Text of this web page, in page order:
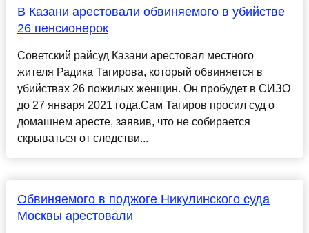
В Казани арестовали обвиняемого в убийстве
26 пенсионерок
Советский райсуд Казани арестовал местного
жителя Радика Тагирова, который обвиняется в
убийствах 26 пожилых женщин. Он пробудет в СИЗО
до 27 января 2021 года.Сам Тагиров просил суд о
домашнем аресте, заявив, что не собирается
скрываться от следстви...
Обвиняемого в поджоге Никулинского суда
Москвы арестовали